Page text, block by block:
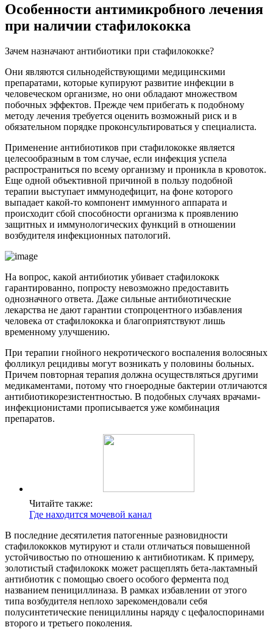
Особенности антимикробного лечения
при наличии стафилококка
Зачем назначают антибиотики при стафилококке?
Они являются сильнодействующими медицинскими
препаратами, которые купируют развитие инфекции в
человеческом организме, но они обладают множеством
побочных эффектов. Прежде чем прибегать к подобному
методу лечения требуется оценить возможный риск и в
обязательном порядке проконсультироваться у специалиста.
Применение антибиотиков при стафилококке является
целесообразным в том случае, если инфекция успела
распространиться по всему организму и проникла в кровоток.
Еще одной объективной причиной в пользу подобной
терапии выступает иммунодефицит, на фоне которого
выпадает какой-то компонент иммунного аппарата и
происходит сбой способности организма к проявлению
защитных и иммунологических функций в отношении
возбудителя инфекционных патологий.
На вопрос, какой антибиотик убивает стафилококк
гарантированно, попросту невозможно предоставить
однозначного ответа. Даже сильные антибиотические
лекарства не дают гарантии стопроцентного избавления
человека от стафилококка и благоприятствуют лишь
временному улучшению.
При терапии гнойного некротического воспаления волосяных
фолликул рецидивы могут возникать у половины больных.
Причем повторная терапия должна осуществляться другими
медикаментами, потому что гноеродные бактерии отличаются
антибиотикорезистентностью. В подобных случаях врачами-
инфекционистами прописывается уже комбинация
препаратов.
Читайте также:
Где находится мочевой канал
В последние десятилетия патогенные разновидности
стафилококков мутируют и стали отличаться повышенной
устойчивостью по отношению к антибиотикам. К примеру,
золотистый стафилококк может расщеплять бета-лактамный
антибиотик с помощью своего особого фермента под
названием пенициллиназа. В рамках избавлении от этого
типа возбудителя неплохо зарекомендовали себя
полусинтетические пенициллины наряду с цефалоспоринами
второго и третьего поколения.